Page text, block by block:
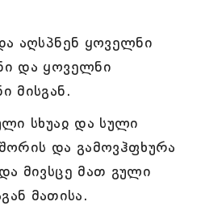
აღსპნენ ყოველნი
და ყოველნი
მისგან.
სხუაჲ და სული
და გამოვჰფხურა
მივსცე მათ გული
მათისა.